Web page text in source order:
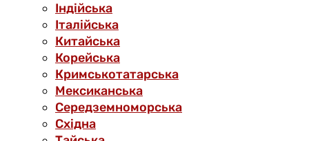
Індійська
Італійська
Китайська
Корейська
Кримськотатарська
Мексиканська
Середземноморська
Східна